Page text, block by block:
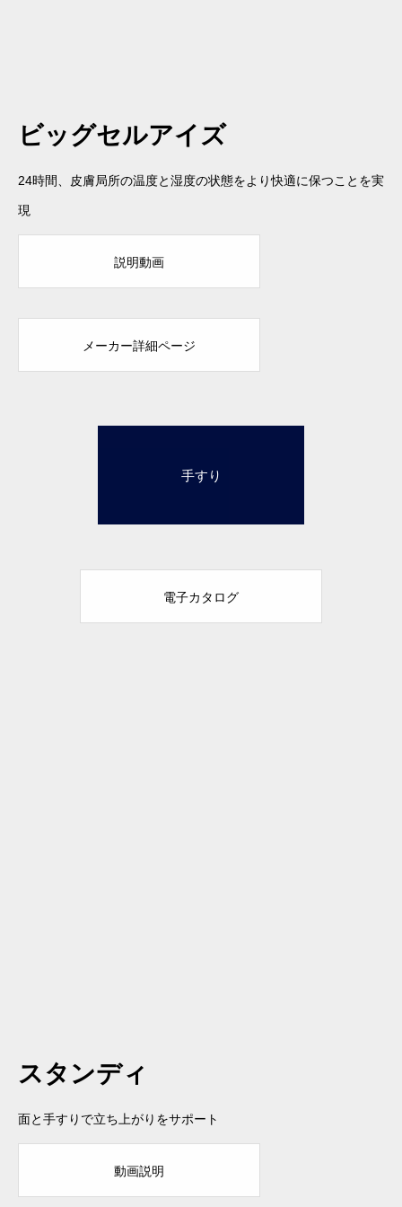
ビッグセルアイズ
24時間、皮膚局所の温度と湿度の状態をより快適に保つことを実
現
説明動画
メーカー詳細ページ
4手すり
電子カタログ
スタンディ
面と手すりで立ち上がりをサポート
動画説明